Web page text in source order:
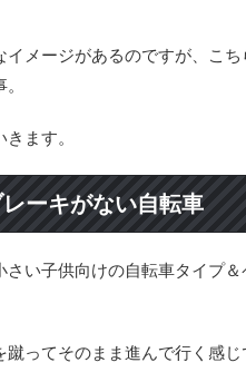
メージがあるのですが、こち
ます。
ーキがない自転車
い子供向けの自転車タイプ
ってそのまま進んで行く感じ